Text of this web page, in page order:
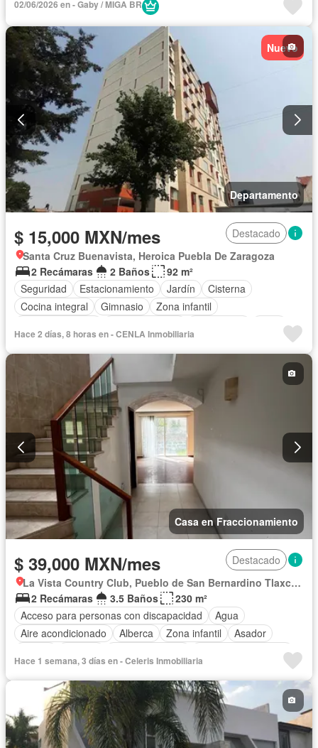
Aire acondicionado
Electricidad
Cuarto de Limpieza
Gas natural
Recámara con closet
Caseta de vigilancia
Completamente amueblado
02/06/2026 en - Gaby / MIGA BR
Nuevo
Departamento
$ 15,000 MXN/mes
Destacado
Santa Cruz Buenavista, Heroica Puebla De Zaragoza
2 Recámaras
2 Baños
92 m²
Seguridad
Estacionamiento Jardín
Cisterna
Cocina integral
Gimnasio
Zona infantil
Recámara con closet
Caseta de vigilancia Sin amueblar
Hace 2 días, 8 horas en - CENLA Inmobiliaria
Casa en Fraccionamiento
$ 39,000 MXN/mes
Destacado
La Vista Country Club, Pueblo de San Bernardino Tlaxcalancingo
2 Recámaras
3.5 Baños
230 m²
Acceso para personas con discapacidad
Agua
Aire acondicionado
Alberca Zona infantil
Asador
Caseta de vigilancia
Circuito cerrado de televisión
Cisterna
Cocina equipada
Cocina integral
Cuarto de Limpieza
Cuarto de servicio
Electricidad
Estacionamiento Gimnasio
Jardín
Recámara con closet
Sala polivalente
Seguridad
Televisión por cable
Terraza Wifi Sin amueblar
Hace 1 semana, 3 días en - Celeris Inmobiliaria